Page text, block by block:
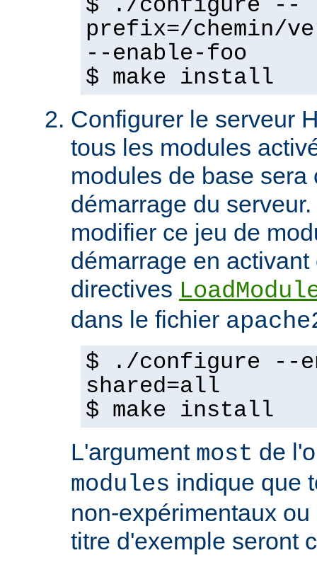
$ ./configure --
prefix=/chemin/
--enable-foo
$ make install
Configurer le serveur
tous les modules
modules de base sera
démarrage du
modifier ce jeu de
démarrage en
directives
dans le fichier
$ ./configure --
shared=all
$ make install
L'argument most de
modules indique que
non-expérimentaux
titre d'exemple seront